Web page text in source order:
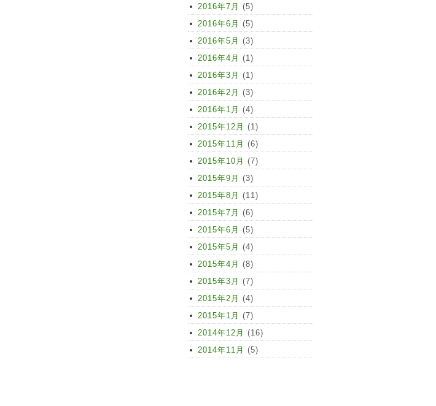
2016年7月 (5)
2016年6月 (5)
2016年5月 (3)
2016年4月 (1)
2016年3月 (1)
2016年2月 (3)
2016年1月 (4)
2015年12月 (1)
2015年11月 (6)
2015年10月 (7)
2015年9月 (3)
2015年8月 (11)
2015年7月 (6)
2015年6月 (5)
2015年5月 (4)
2015年4月 (8)
2015年3月 (7)
2015年2月 (4)
2015年1月 (7)
2014年12月 (16)
2014年11月 (5)